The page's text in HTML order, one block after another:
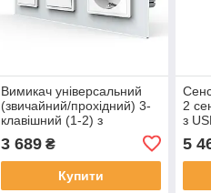
Вимикач універсальний
(звичайний/прохідний) 3-
клавішний (1-2) з
розеткою з USB Type-C 18
Вт, заземлення, LIVOLO
білий скло
3 689₴
Купити
2
з
скло
5